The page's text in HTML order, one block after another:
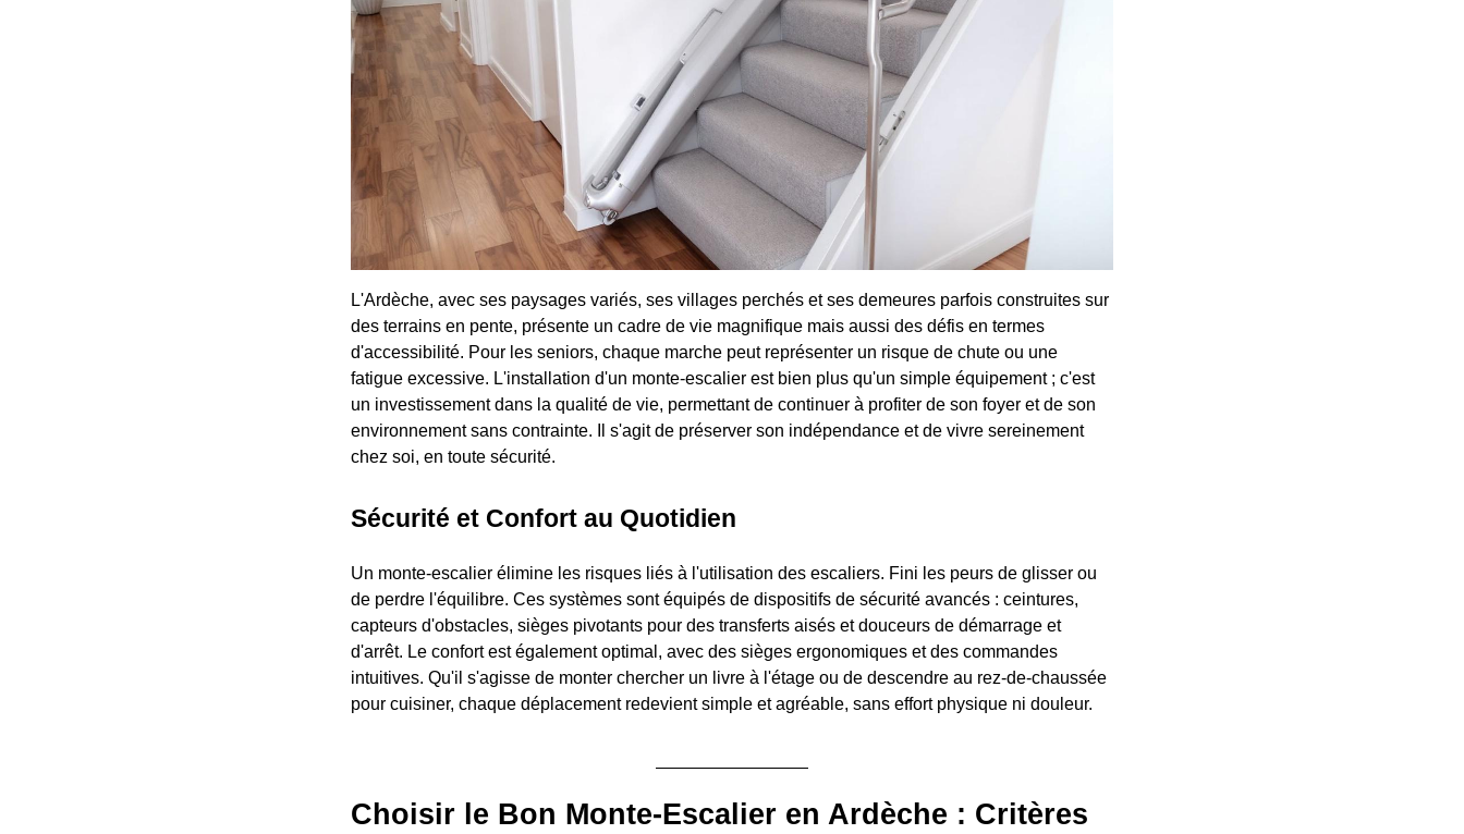
L'Ardèche, avec ses paysages variés, ses villages perchés et ses demeures parfois construites sur
des terrains en pente, présente un cadre de vie magnifique mais aussi des défis en termes
d'accessibilité. Pour les seniors, chaque marche peut représenter un risque de chute ou une
fatigue excessive. L'installation d'un monte-escalier est bien plus qu'un simple équipement ; c'est
un investissement dans la qualité de vie, permettant de continuer à profiter de son foyer et de son
environnement sans contrainte. Il s'agit de préserver son indépendance et de vivre sereinement
chez soi, en toute sécurité.
Sécurité et Confort au Quotidien
Un monte-escalier élimine les risques liés à l'utilisation des escaliers. Fini les peurs de glisser ou
de perdre l'équilibre. Ces systèmes sont équipés de dispositifs de sécurité avancés : ceintures,
capteurs d'obstacles, sièges pivotants pour des transferts aisés et douceurs de démarrage et
d'arrêt. Le confort est également optimal, avec des sièges ergonomiques et des commandes
intuitives. Qu'il s'agisse de monter chercher un livre à l'étage ou de descendre au rez-de-chaussée
pour cuisiner, chaque déplacement redevient simple et agréable, sans effort physique ni douleur.
Choisir le Bon Monte-Escalier en Ardèche : Critères